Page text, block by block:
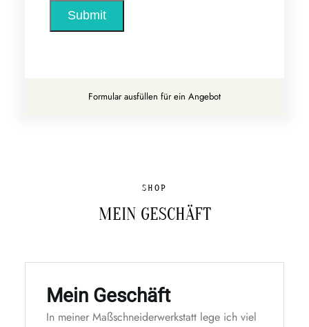
Submit
Formular ausfüllen für ein Angebot
SHOP
MEIN GESCHÄFT
Mein Geschäft
In meiner Maßschneiderwerkstatt lege ich viel